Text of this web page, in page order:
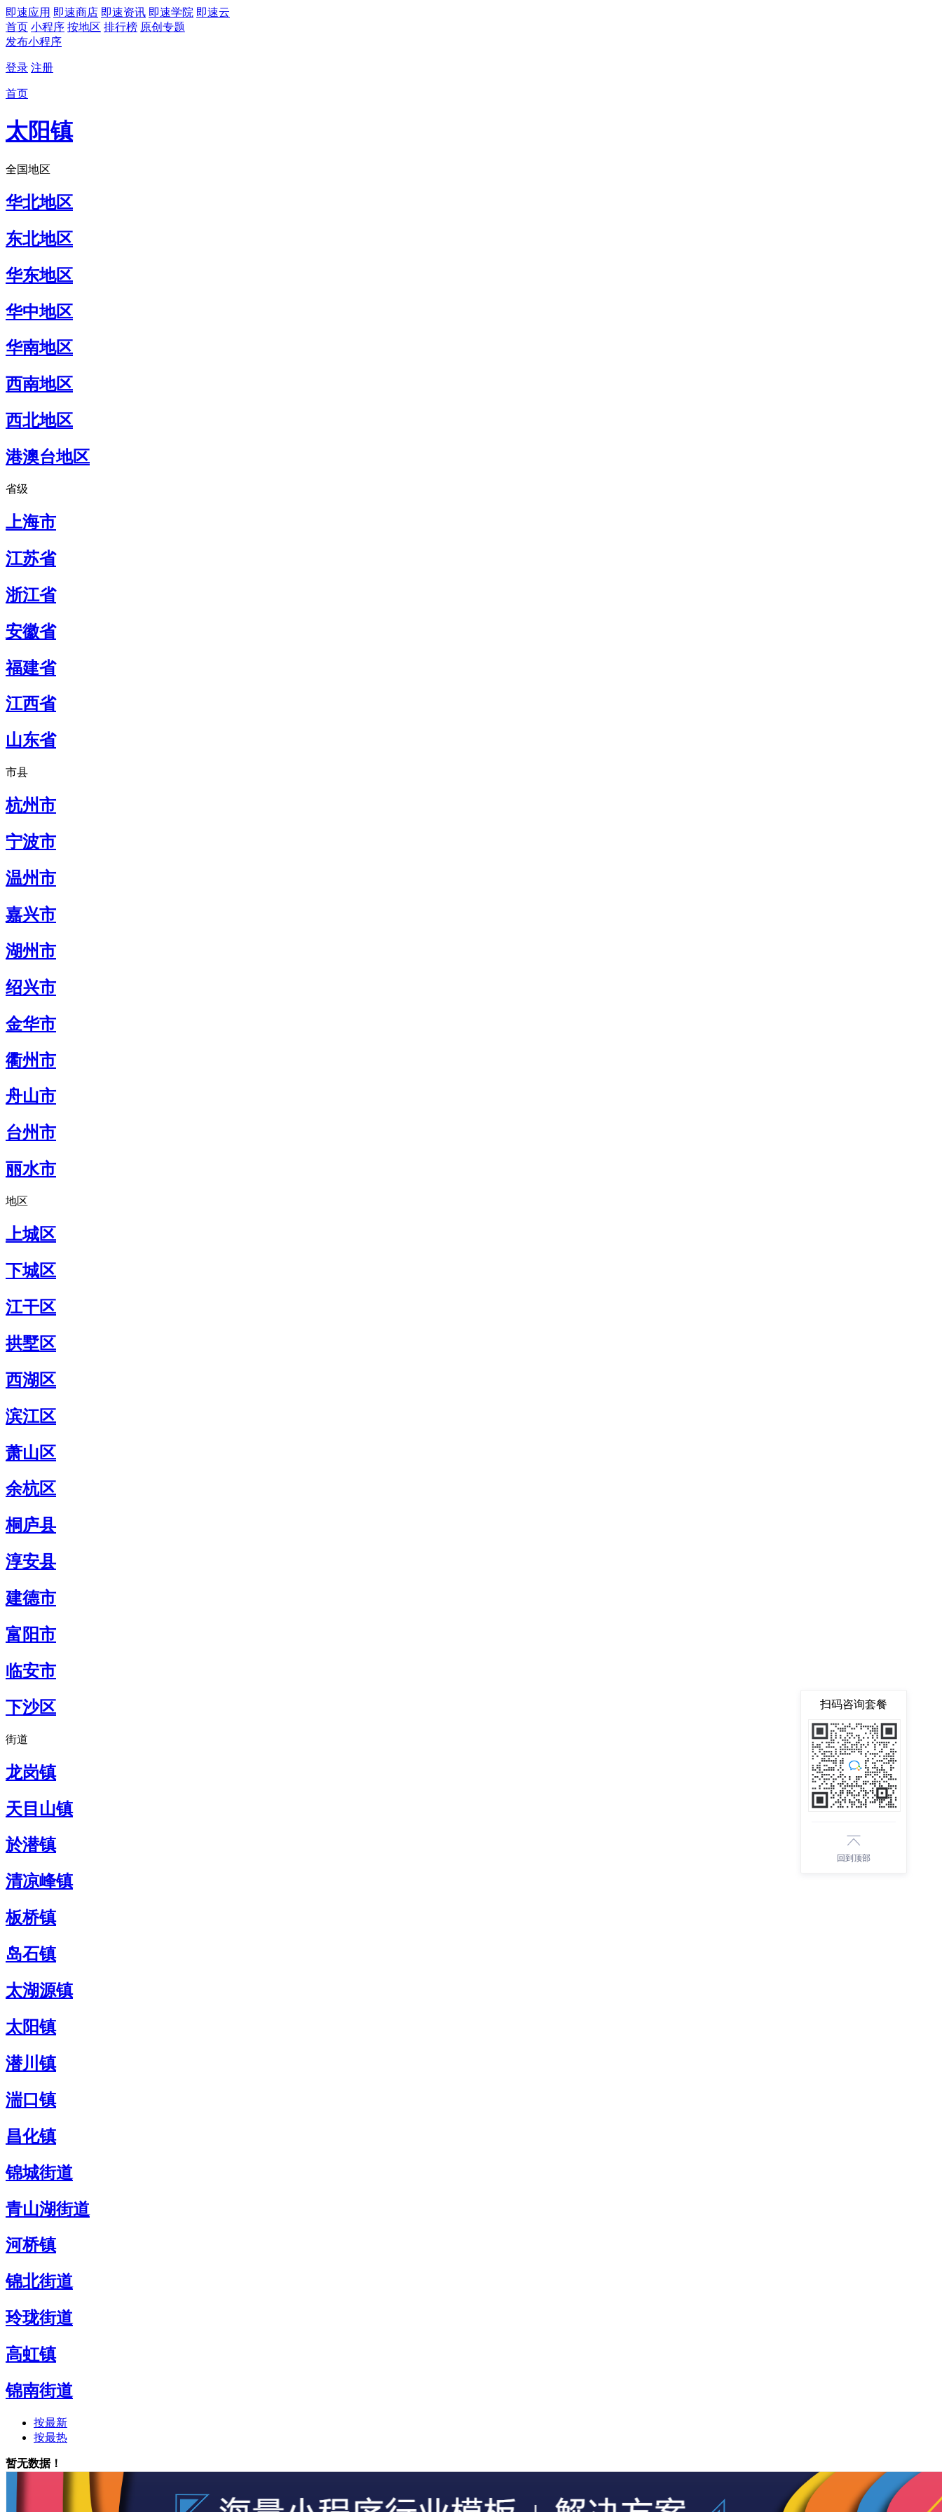
即速应用 即速商店 即速资讯 即速学院 即速云
首页 小程序 按地区 排行榜 原创专题
发布小程序
登录 注册
首页
太阳镇
全国地区
华北地区
东北地区
华东地区
华中地区
华南地区
西南地区
西北地区
港澳台地区
省级
上海市
江苏省
浙江省
安徽省
福建省
江西省
山东省
市县
杭州市
宁波市
温州市
嘉兴市
湖州市
绍兴市
金华市
衢州市
舟山市
台州市
丽水市
地区
上城区
下城区
江干区
拱墅区
西湖区
滨江区
萧山区
余杭区
桐庐县
淳安县
建德市
富阳市
临安市
下沙区
街道
龙岗镇
天目山镇
於潜镇
清凉峰镇
板桥镇
岛石镇
太湖源镇
太阳镇
潜川镇
湍口镇
昌化镇
锦城街道
青山湖街道
河桥镇
锦北街道
玲珑街道
高虹镇
锦南街道
按最新
按最热
暂无数据！
扫码咨询套餐
回到顶部